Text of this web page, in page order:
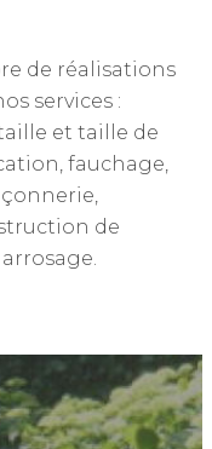
de réalisations
services :
et taille de
fauchage,
de